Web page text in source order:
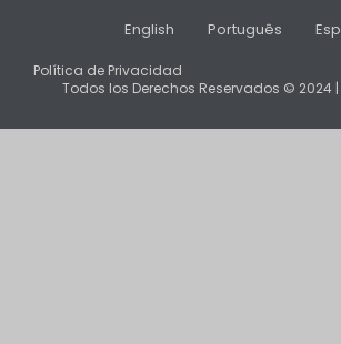
Política de Privacidad
Todos los Derechos Reservados © 2024 |
English Português